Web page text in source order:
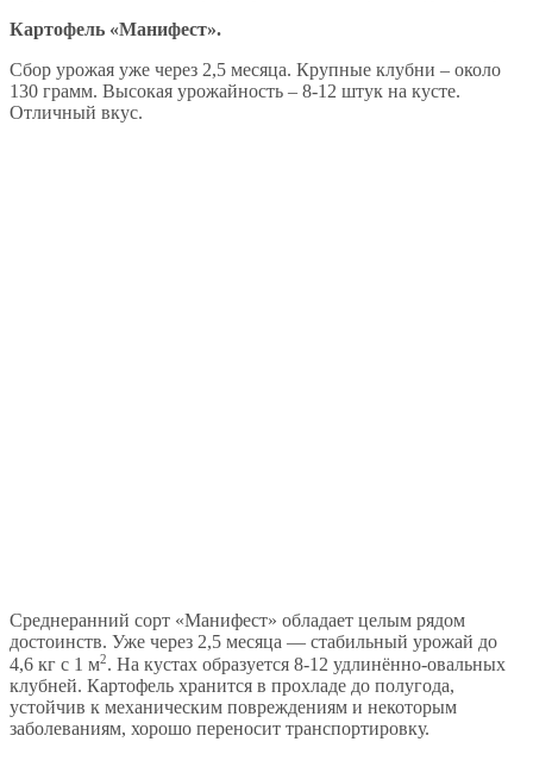
Картофель «Манифест».
Сбор урожая уже через 2,5 месяца. Крупные клубни – около
130 грамм. Высокая урожайность – 8-12 штук на кусте.
Отличный вкус.
Среднеранний сорт «Манифест» обладает целым рядом
достоинств. Уже через 2,5 месяца — стабильный урожай до
4,6 кг с 1 м2. На кустах образуется 8-12 удлинённо-овальных
клубней. Картофель хранится в прохладе до полугода,
устойчив к механическим повреждениям и некоторым
заболеваниям, хорошо переносит транспортировку.